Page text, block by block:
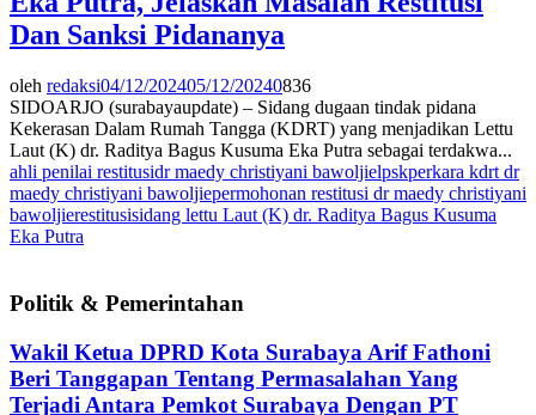
Dan Sanksi Pidananya
oleh redaksi04/12/202405/12/20240836
SIDOARJO (surabayaupdate) – Sidang dugaan tindak pidana
Kekerasan Dalam Rumah Tangga (KDRT) yang menjadikan Lettu
Laut (K) dr. Raditya Bagus Kusuma Eka Putra sebagai terdakwa...
ahli penilai restitusidr maedy christiyani bawoljielpskperkara kdrt dr
maedy christiyani bawoljiepermohonan restitusi dr maedy christiyani
bawoljierestitusisidang lettu Laut (K) dr. Raditya Bagus Kusuma
Eka Putra
Politik & Pemerintahan
Wakil Ketua DPRD Kota Surabaya Arif Fathoni
Beri Tanggapan Tentang Permasalahan Yang
Terjadi Antara Pemkot Surabaya Dengan PT